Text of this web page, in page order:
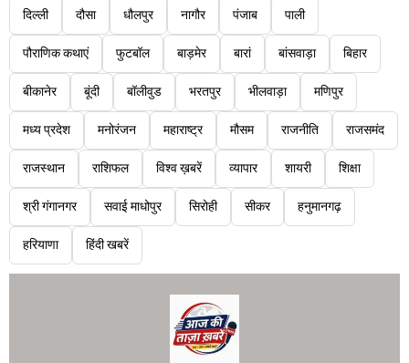
दिल्ली दौसा धौलपुर नागौर पंजाब पाली
पौराणिक कथाएं फुटबॉल बाड़मेर बारां बांसवाड़ा बिहार
बीकानेर बूंदी बॉलीवुड भरतपुर भीलवाड़ा मणिपुर
मध्य प्रदेश मनोरंजन महाराष्ट्र मौसम राजनीति राजसमंद
राजस्थान राशिफल विश्व ख़बरें व्यापार शायरी शिक्षा
श्री गंगानगर सवाई माधोपुर सिरोही सीकर हनुमानगढ़
हरियाणा हिंदी खबरें